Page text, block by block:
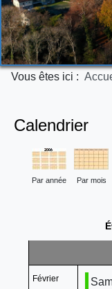
Vous êtes ici :
Calendrier
Par année Par mois
Février